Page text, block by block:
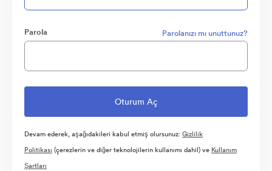
Parola Parolanızı mı unuttunuz?
Devam ederek, aşağıdakileri kabul etmiş olursunuz:Gizlilik
Politikası (çerezlerin ve diğer teknolojilerin kullanımı dahil) ve Kullanım
Şartları